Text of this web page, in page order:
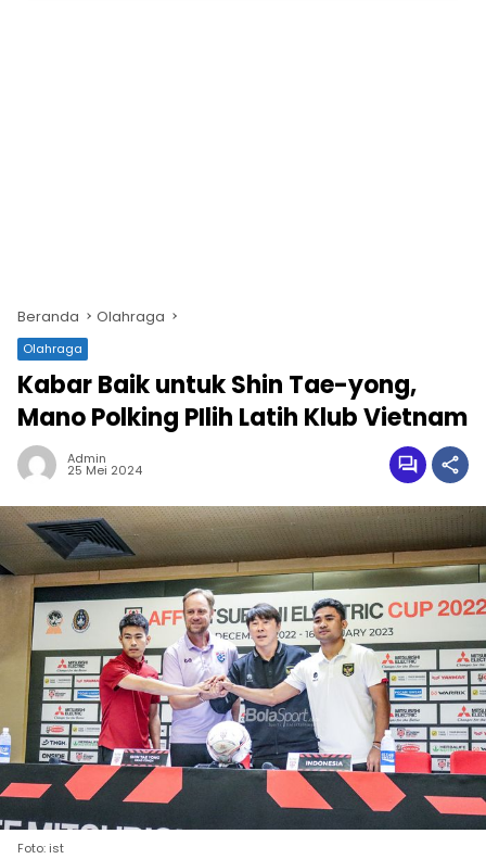
Beranda Olahraga
Olahraga
Kabar Baik untuk Shin Tae-yong,
Mano Polking PIlih Latih Klub Vietnam
Admin
25 Mei 2024
Foto: ist